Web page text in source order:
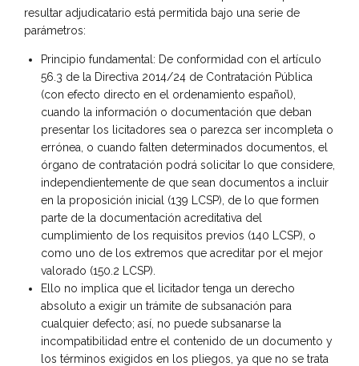
resultar adjudicatario está permitida bajo una serie de
parámetros:
Principio fundamental: De conformidad con el artículo
56.3 de la Directiva 2014/24 de Contratación Pública
(con efecto directo en el ordenamiento español),
cuando la información o documentación que deban
presentar los licitadores sea o parezca ser incompleta o
errónea, o cuando falten determinados documentos, el
órgano de contratación podrá solicitar lo que considere,
independientemente de que sean documentos a incluir
en la proposición inicial (139 LCSP), de lo que formen
parte de la documentación acreditativa del
cumplimiento de los requisitos previos (140 LCSP), o
como uno de los extremos que acreditar por el mejor
valorado (150.2 LCSP).
Ello no implica que el licitador tenga un derecho
absoluto a exigir un trámite de subsanación para
cualquier defecto; así, no puede subsanarse la
incompatibilidad entre el contenido de un documento y
los términos exigidos en los pliegos, ya que no se trata